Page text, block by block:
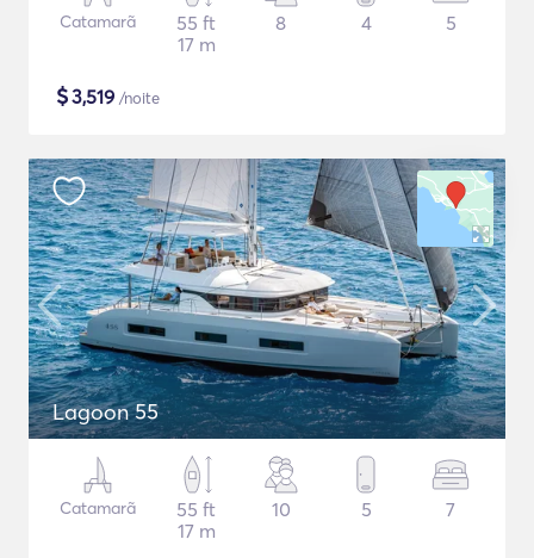
Catamarã
55 ft
17 m
8 4 5
$3,519 /noite
Lagoon 55
Catamarã
55 ft
17 m
10 5 7